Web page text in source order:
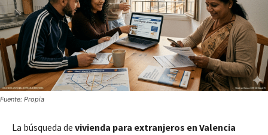
Fuente: Propia
La búsqueda de vivienda para extranjeros en Valencia